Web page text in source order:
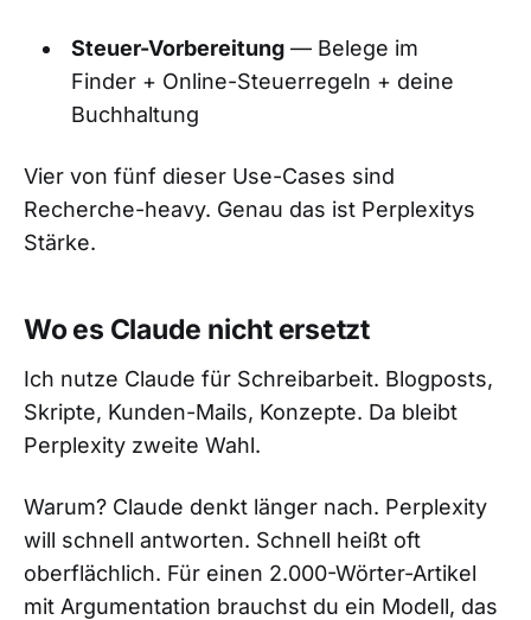
Steuer-Vorbereitung— Belege im
Finder + Online-Steuerregeln + deine
Buchhaltung
Vier von fünf dieser Use-Cases sind
Recherche-heavy. Genau das ist Perplexitys
Stärke.
Wo es Claude nicht ersetzt
Ich nutze Claude für Schreibarbeit. Blogposts,
Skripte, Kunden-Mails, Konzepte. Da bleibt
Perplexity zweite Wahl.
Warum? Claude denkt länger nach. Perplexity
will schnell antworten. Schnell heißt oft
oberflächlich. Für einen 2.000-Wörter-Artikel
mit Argumentation brauchst du ein Modell, das